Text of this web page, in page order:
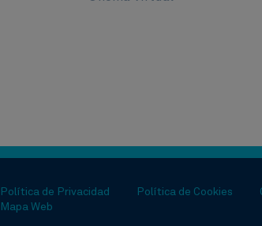
Política de Privacidad Política de Cookies
Mapa Web